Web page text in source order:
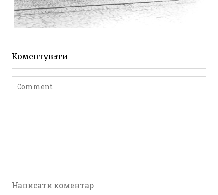
ЖИТОМИР МИХАЙЛІВСЬКА 1903 РОКУ
Коментувати
Написати коментар